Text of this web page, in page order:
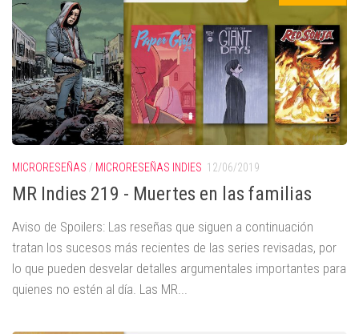
MICRORESEÑAS / MICRORESEÑAS INDIES 12/06/2019
MR Indies 219 - Muertes en las familias
Aviso de Spoilers: Las reseñas que siguen a continuación
tratan los sucesos más recientes de las series revisadas, por
lo que pueden desvelar detalles argumentales importantes para
quienes no estén al día. Las MR...